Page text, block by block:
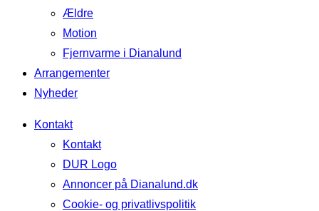
Ældre
Motion
Fjernvarme i Dianalund
Arrangementer
Nyheder
Kontakt
Kontakt
DUR Logo
Annoncer på Dianalund.dk
Cookie- og privatlivspolitik